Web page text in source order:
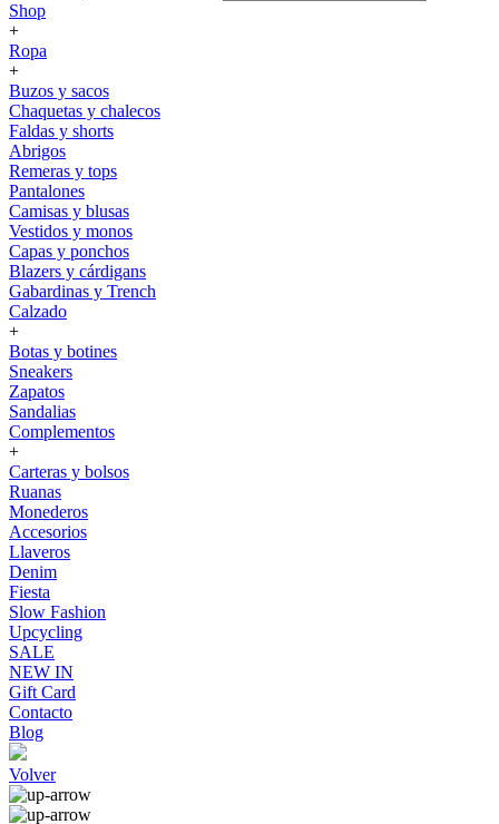
Shop
+
Ropa
+
Buzos y sacos
Chaquetas y chalecos
Faldas y shorts
Abrigos
Remeras y tops
Pantalones
Camisas y blusas
Vestidos y monos
Capas y ponchos
Blazers y cárdigans
Gabardinas y Trench
Calzado
+
Botas y botines
Sneakers
Zapatos
Sandalias
Complementos
+
Carteras y bolsos
Ruanas
Monederos
Accesorios
Llaveros
Denim
Fiesta
Slow Fashion
Upcycling
SALE
NEW IN
Gift Card
Contacto
Blog
Volver